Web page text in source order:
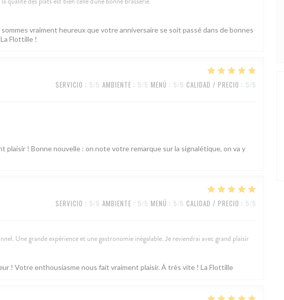
vraiment heureux que votre anniversaire se soit passé dans de bonnes
Flottille !
SERVICIO : 5/5 AMBIENTE : 5/5 MENÚ : 5/5 CALIDAD / PRECIO : 5/5
plaisir ! Bonne nouvelle : on note votre remarque sur la signalétique, on va y
SERVICIO : 5/5 AMBIENTE : 5/5 MENÚ : 5/5 CALIDAD / PRECIO : 5/5
Une grande expérience et une gastronomie inégalable. Je reviendrai avec grand plaisir
! Votre enthousiasme nous fait vraiment plaisir. À très vite ! La Flottille